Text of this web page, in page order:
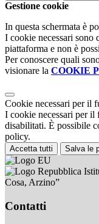
Gestione cookie
In questa schermata è
I cookie necessari sono
piattaforma e non è
Per conoscere quali
visionare la COOKIE
Cookie necessari per il
I cookie necessari per il
disabilitati. È possibile
policy.
Accetta tutti Salva le
Cosa, Arzino”
Contatti